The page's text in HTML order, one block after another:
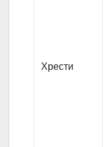
Хрести